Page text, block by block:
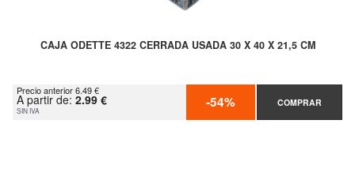
CAJA ODETTE 4322 CERRADA USADA 30 X 40 X 21,5 CM
Precio anterior 6.49 €
A partir de: 2.99 €
SIN IVA -54% COMPRAR